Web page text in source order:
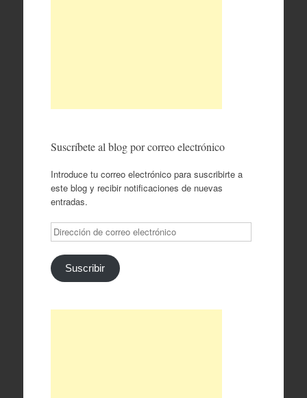
Suscríbete al blog por correo electrónico
Introduce tu correo electrónico para suscribirte a
este blog y recibir notificaciones de nuevas
entradas.
Dirección
de
correo
electrónico
Suscribir